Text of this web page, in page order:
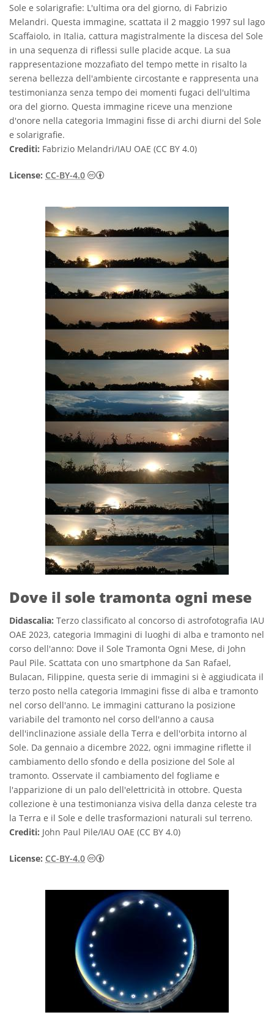
Sole e solarigrafie: L'ultima ora del giorno, di Fabrizio
Melandri. Questa immagine, scattata il 2 maggio 1997 sul lago
Scaffaiolo, in Italia, cattura magistralmente la discesa del Sole
in una sequenza di riflessi sulle placide acque. La sua
rappresentazione mozzafiato del tempo mette in risalto la
serena bellezza dell'ambiente circostante e rappresenta una
testimonianza senza tempo dei momenti fugaci dell'ultima
ora del giorno. Questa immagine riceve una menzione
d'onore nella categoria Immagini fisse di archi diurni del Sole
e solarigrafie.
Crediti: Fabrizio Melandri/IAU OAE (CC BY 4.0)
License: CC-BY-4.0 Creative Commons Attribuzione 4.0
Dove il sole tramonta ogni mese
Didascalia: Terzo classificato al concorso di astrofotografia IAU
OAE 2023, categoria Immagini di luoghi di alba e tramonto nel
corso dell'anno: Dove il Sole Tramonta Ogni Mese, di John
Paul Pile. Scattata con uno smartphone da San Rafael,
Bulacan, Filippine, questa serie di immagini si è aggiudicata il
terzo posto nella categoria Immagini fisse di alba e tramonto
nel corso dell'anno. Le immagini catturano la posizione
variabile del tramonto nel corso dell'anno a causa
dell'inclinazione assiale della Terra e dell'orbita intorno al
Sole. Da gennaio a dicembre 2022, ogni immagine riflette il
cambiamento dello sfondo e della posizione del Sole al
tramonto. Osservate il cambiamento del fogliame e
l'apparizione di un palo dell'elettricità in ottobre. Questa
collezione è una testimonianza visiva della danza celeste tra
la Terra e il Sole e delle trasformazioni naturali sul terreno.
Crediti: John Paul Pile/IAU OAE (CC BY 4.0)
License: CC-BY-4.0 Creative Commons Attribuzione 4.0